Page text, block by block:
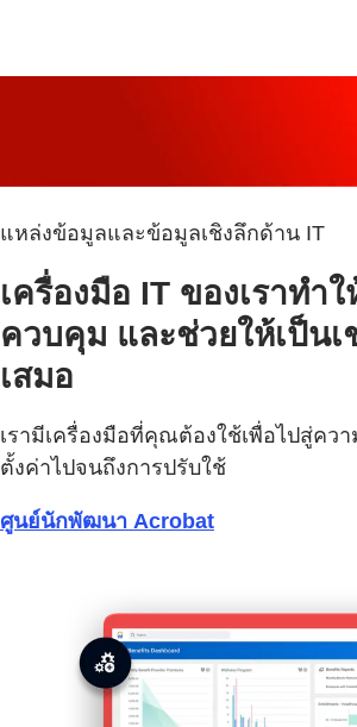
แหล่งข้อมูลและข้อมูลเชิงลึกด้าน IT
เครื่องมือ IT ของเราทำ
ควบคุม และช่วยให้เป็น
เสมอ
เรามีเครื่องมือที่คุณต้องใช้เพื่อไปสู่คว
ตั้งค่าไปจนถึงการปรับใช้
ศูนย์นักพัฒนา Acrobat